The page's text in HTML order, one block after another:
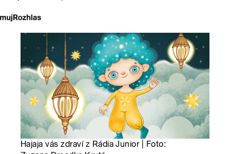
Hajaja vás zdraví z Rádia Junior | Foto: